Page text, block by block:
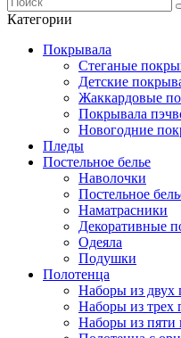
Категории
Покрывала
Стеганые
Детские
Жаккардовые
Покрывала
Новогодние
Пледы
Постельное белье
Наволочки
Постельное
Наматрасники
Декоративные
Одеяла
Подушки
Полотенца
Наборы из двух
Наборы из трех
Наборы из пяти